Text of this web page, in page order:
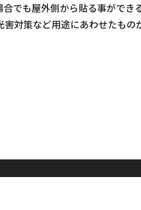
でも屋外側から貼る事ができ
対策など用途にあわせたもの